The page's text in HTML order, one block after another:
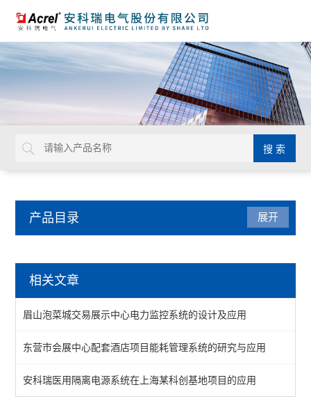
产品目录
隔离器
电流隔离器
交流电流传感器 输出4-20mA
剩余电流漏电流互感器
展开
相关文章
眉山泡菜城交易展示中心电力监控系统的设计及应用
东营市会展中心配套酒店项目能耗管理系统的研究与应用
安科瑞医用隔离电源系统在上海某科创基地项目的应用